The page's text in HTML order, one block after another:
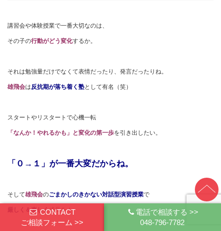
CONTACT
ご相談フォーム >>
電話で相談する >>
048-796-7782
講習会や体験授業で一番大切なのは、
その子の行動がどう変化するか。
それは勉強量だけでなくて表情だったり、発言だったりね。
雄飛会は反抗期が落ち着く塾として有名（笑）
スタートやリスタートで心機一転
「なんか！やれるかも」と変化の第一歩を引き出したい。
「０→１」が一番大変だからね。
そして雄飛会のごまかしのきかない対話型演習授業で
厳しく＆楽しく成長を！